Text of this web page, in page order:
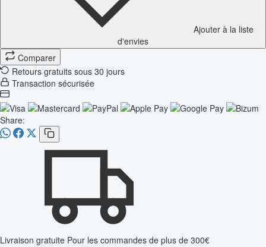
Ajouter à la liste
d'envies
Comparer
Retours gratuits sous 30 jours
Transaction sécurisée
Share:
Livraison gratuite Pour les commandes de plus de 300€